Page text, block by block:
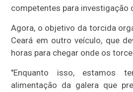
competentes para investigação
Agora, o objetivo da torcida
Ceará em outro veículo, que
horas para chegar onde os
"Enquanto isso, estamos
alimentação da galera que